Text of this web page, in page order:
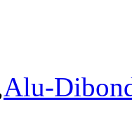
Alu-